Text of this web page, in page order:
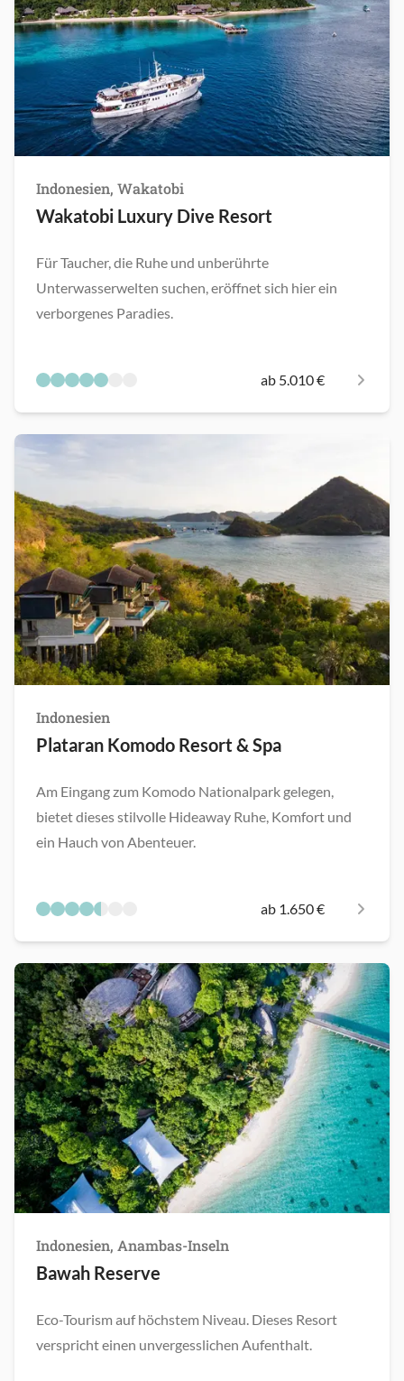
Indonesien, Wakatobi
Wakatobi Luxury Dive Resort
Für Taucher, die Ruhe und unberührte
Unterwasserwelten suchen, eröffnet sich hier ein
verborgenes Paradies.
ab 5.010 €
Indonesien
Plataran Komodo Resort & Spa
Am Eingang zum Komodo Nationalpark gelegen,
bietet dieses stilvolle Hideaway Ruhe, Komfort und
ein Hauch von Abenteuer.
ab 1.650 €
Indonesien, Anambas-Inseln
Bawah Reserve
Eco-Tourism auf höchstem Niveau. Dieses Resort
verspricht einen unvergesslichen Aufenthalt.